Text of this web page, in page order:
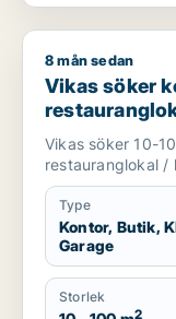
Vikas söker
8 mån sedan
Vikas söker
salu i
Österåker
Vikas söker 10-
restauranglokal /
Type
Kontor, Butik,
Garage
Storlek
2